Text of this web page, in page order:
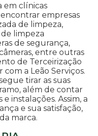
em clínicas
empresas
de limpeza,
limpeza
de segurança,
entre outras
de Terceirização
a Leão Serviços.
tirar as suas
além de contar
instalações. Assim, a
e sua satisfação,
marca.